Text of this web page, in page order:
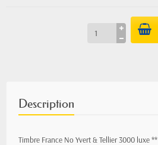
Description
Timbre France No Yvert & Tellier 3000 luxe **